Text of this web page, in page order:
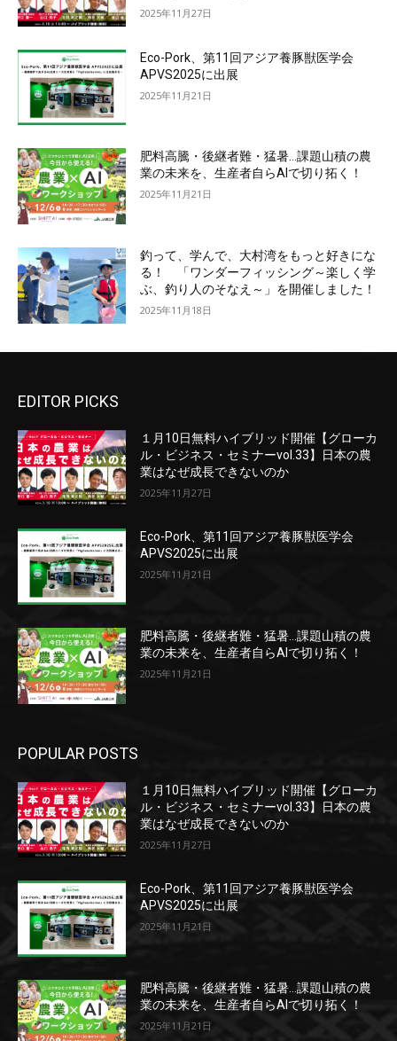
2025年11月27日
Eco-Pork、第11回アジア養豚獣医学会
APVS2025に出展
2025年11月21日
肥料高騰・後継者難・猛暑…課題山積の農
業の未来を、生産者自らAIで切り拓く！
2025年11月21日
釣って、学んで、大村湾をもっと好きにな
る！ 「ワンダーフィッシング～楽しく学
ぶ、釣り人のそなえ～」を開催しました！
2025年11月18日
EDITOR PICKS
１月10日無料ハイブリッド開催【グローカ
ル・ビジネス・セミナーvol.33】日本の農
業はなぜ成長できないのか
2025年11月27日
Eco-Pork、第11回アジア養豚獣医学会
APVS2025に出展
2025年11月21日
肥料高騰・後継者難・猛暑…課題山積の農
業の未来を、生産者自らAIで切り拓く！
2025年11月21日
POPULAR POSTS
１月10日無料ハイブリッド開催【グローカ
ル・ビジネス・セミナーvol.33】日本の農
業はなぜ成長できないのか
2025年11月27日
Eco-Pork、第11回アジア養豚獣医学会
APVS2025に出展
2025年11月21日
肥料高騰・後継者難・猛暑…課題山積の農
業の未来を、生産者自らAIで切り拓く！
2025年11月21日